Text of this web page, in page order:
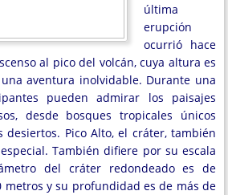
última
erupción
ocurrió hace
al pico del volcán, cuya altura es
aventura inolvidable. Durante una
pueden admirar los paisajes
desde bosques tropicales únicos
desiertos. Pico Alto, el cráter, también
También difiere por su escala
del cráter redondeado es de
metros y su profundidad es de más de